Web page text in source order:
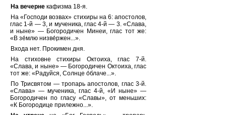
На вечерне кафизма 18-я.
На «Господи возвах» стихиры на 6: апостолов,
глас 1-й — 3, и мученика, глас 4-й — 3. «Слава,
и ныне» — Богородичен Минеи, глас тот же:
«В зе́млю низве́ржен...».
Входа нет. Прокимен дня.
На стиховне стихиры Октоиха, глас 7-й.
«Слава, и ныне» — Богородичен Октоиха, глас
тот же: «Радуйся, Солнце о́блаче...».
По Трисвятом — тропарь апостолов, глас 3-й.
«Слава» — мученика, глас 4-й, «И ныне» —
Богородичен по гласу «Славы», от меньших:
«К Богородице прилежно...».